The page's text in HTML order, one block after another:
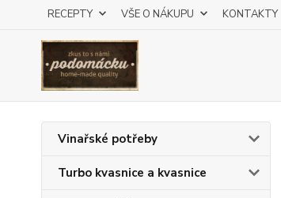
RECEPTY VŠE O NÁKUPU KONTAKTY
Vinařské potřeby
Turbo kvasnice a kvasnice